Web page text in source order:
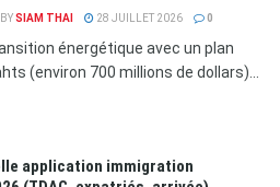
BYSIAM THAI 28 JUILLET 2026 0
énergétique avec un plan
(environ 700 millions de dollars)...
application immigration